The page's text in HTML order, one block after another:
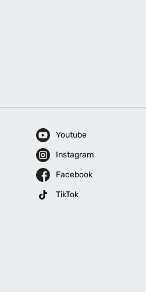
Youtube
Instagram
Facebook
TikTok